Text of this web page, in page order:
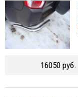
16050 руб.